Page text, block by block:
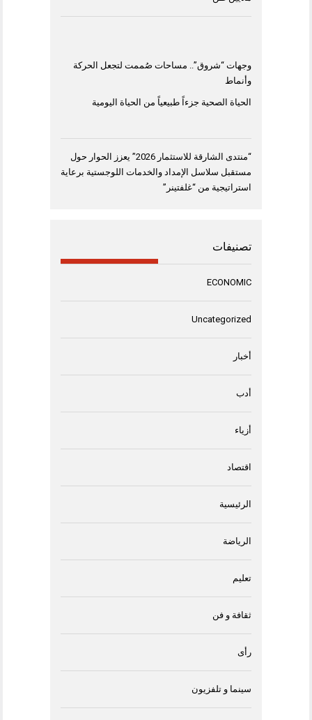
وجهات “شروق”.. مساحات صُممت لتجعل الحركة
وأنماط
الحياة الصحية جزءاً طبيعياً من الحياة اليومية
“منتدى الشارقة للاستثمار 2026” يعزز الحوار حول
مستقبل سلاسل الإمداد والخدمات اللوجستية برعاية
استراتيجية من “غلفتينر”
تصنيفات
ECONOMIC
Uncategorized
أخبار
أدب
أزياء
اقتصاد
الرئيسية
الرياضة
تعليم
ثقافة و فن
رأى
سينما و تلفزيون